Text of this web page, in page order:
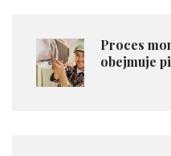
​Proces
obejmuje